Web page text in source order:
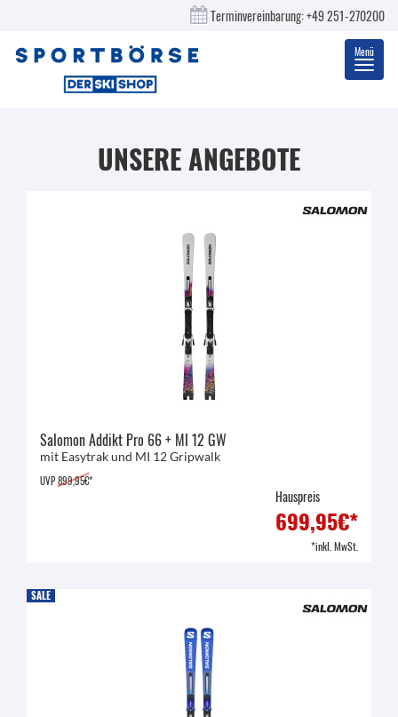
Terminvereinbarung:+49 251-270200
Menü
UNSERE ANGEBOTE
Salomon Addikt Pro 66 + MI 12 GW
mit Easytrak und MI 12 Gripwalk
UVP899,95€*
Hauspreis
699,95€*
*inkl. MwSt.
SALE